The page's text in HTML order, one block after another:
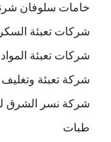
خامات سلوفان
شركات تعبئة
شركات تعبئة المواد
شركة تعبئة وتغليف
شركة نسر الشرق
طبات